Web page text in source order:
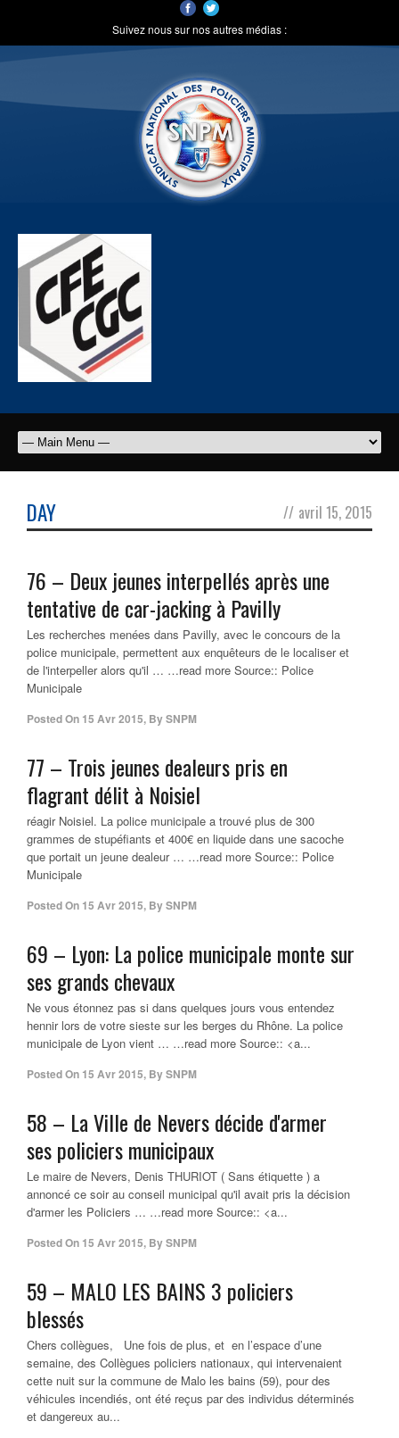
Suivez nous sur nos autres médias :
DAY // avril 15, 2015
76 – Deux jeunes interpellés après une
tentative de car-jacking à Pavilly
Les recherches menées dans Pavilly, avec le concours de la
police municipale, permettent aux enquêteurs de le localiser et
de l'interpeller alors qu'il … …read more Source:: Police
Municipale
Posted On 15 Avr 2015, BySNPM
77 – Trois jeunes dealeurs pris en
flagrant délit à Noisiel
réagir Noisiel. La police municipale a trouvé plus de 300
grammes de stupéfiants et 400€ en liquide dans une sacoche
que portait un jeune dealeur … …read more Source:: Police
Municipale
Posted On 15 Avr 2015, BySNPM
69 – Lyon: La police municipale monte sur
ses grands chevaux
Ne vous étonnez pas si dans quelques jours vous entendez
hennir lors de votre sieste sur les berges du Rhône. La police
municipale de Lyon vient … …read more Source:: <a...
Posted On 15 Avr 2015, BySNPM
58 – La Ville de Nevers décide d'armer
sespoliciers municipaux
Le maire de Nevers, Denis THURIOT ( Sans étiquette ) a
annoncé ce soir au conseil municipal qu'il avait pris la décision
d'armer les Policiers … …read more Source:: <a...
Posted On 15 Avr 2015, BySNPM
59 – MALO LES BAINS 3 policiers
blessés
Chers collègues, Une fois de plus, et en l’espace d’une
semaine, des Collègues policiers nationaux, qui intervenaient
cette nuit sur la commune de Malo les bains (59), pour des
véhicules incendiés, ont été reçus par des individus déterminés
et dangereux au...